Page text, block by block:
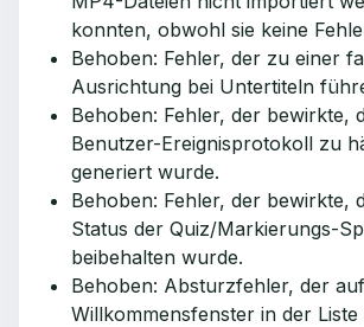
konnten, obwohl sie keine
Behoben: Fehler, der zu einer
Ausrichtung bei Untertiteln
Behoben: Fehler, der bewirkte,
Benutzer-Ereignisprotokoll zu
generiert wurde.
Behoben: Fehler, der bewirkte,
Status der Quiz/Markierungs-
beibehalten wurde.
Behoben: Absturzfehler, der
Willkommensfenster in der